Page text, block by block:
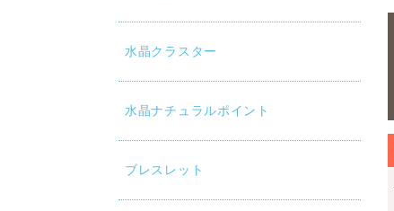
水晶クラスター
水晶ナチュラルポイント
ブレスレット